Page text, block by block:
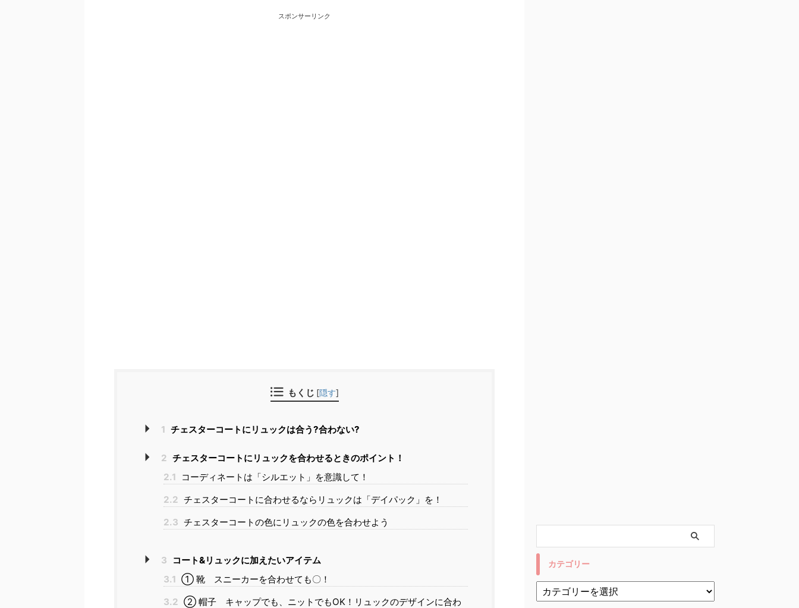
スポンサーリンク
もくじ [隠す]
1 チェスターコートにリュックは合う?合わない?
2 チェスターコートにリュックを合わせるときのポイント！
2.1
コーディネートは「シルエット」を意識して！
2.2 チェスターコートに合わせるならリュックは「デイパック」を！
2.3 チェスターコートの色にリュックの色を合わせよう
3
コート&リュックに加えたいアイテム
3.1 ① 靴 スニーカーを合わせても〇！
3.2 ② 帽子 キャップでも、ニットでもOK！リュックのデザインに合わ
カテゴリー